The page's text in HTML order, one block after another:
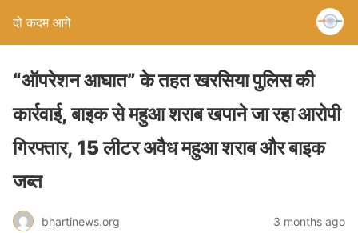
दो कदम आगे
“ऑपरेशन आघात” के तहत खरसिया पुलिस की
कार्रवाई, बाइक से महुआ शराब खपाने जा रहा आरोपी
गिरफ्तार, 15 लीटर अवैध महुआ शराब और बाइक
जब्त
bhartinews.org 3 months ago